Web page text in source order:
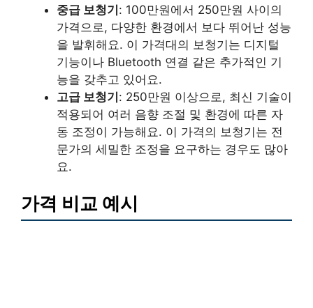
중급 보청기: 100만원에서 250만원 사이의
가격으로, 다양한 환경에서 보다 뛰어난 성능
을 발휘해요. 이 가격대의 보청기는 디지털
기능이나 Bluetooth 연결 같은 추가적인 기
능을 갖추고 있어요.
고급 보청기: 250만원 이상으로, 최신 기술이
적용되어 여러 음향 조절 및 환경에 따른 자
동 조정이 가능해요. 이 가격의 보청기는 전
문가의 세밀한 조정을 요구하는 경우도 많아
요.
가격 비교 예시